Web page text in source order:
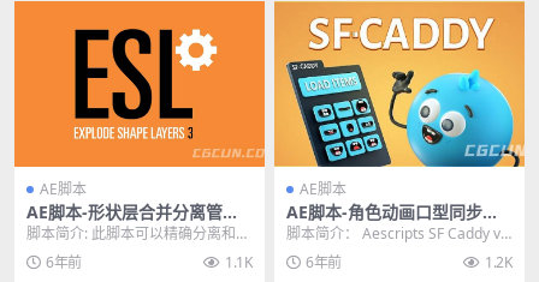
AE脚本
AE脚本-形状层合并分离管理
控制脚本 Explode Shape La
yers v3.5.1
脚本简介: 此脚本可以精确分离和合
并形状图层，包括AI文件转成形状
图层，形状图层...
6年前 1.1K
AE脚本
AE脚本-角色动画口型同步替
MG动画工具 Aescripts SF Ca
ddy v1.1
脚本简介： Aescripts SF Caddy v1.
1是After Effe...
6年前 1.2K